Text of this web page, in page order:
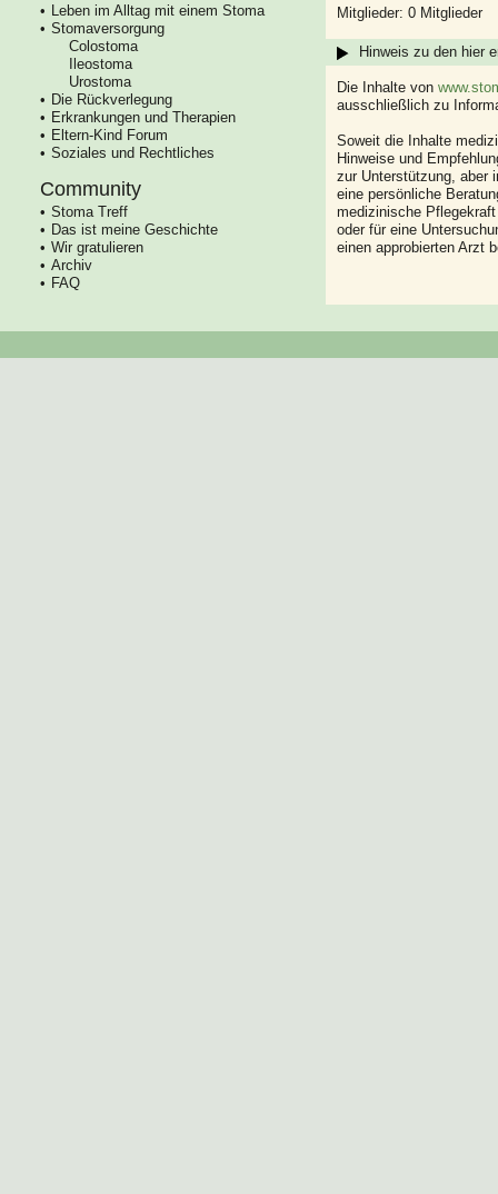
Leben im Alltag mit einem Stoma
Stomaversorgung
Colostoma
Ileostoma
Urostoma
Die Rückverlegung
Erkrankungen und Therapien
Eltern-Kind Forum
Soziales und Rechtliches
Community
Stoma Treff
Das ist meine Geschichte
Wir gratulieren
Archiv
FAQ
Mitglieder: 0 Mitglieder
Hinweis zu den hier
Die Inhalte von
ausschließlich zu
Soweit die Inhalte
Hinweise und
zur Unterstützung, aber
eine persönliche
medizinische
oder für eine
einen approbierten Arzt